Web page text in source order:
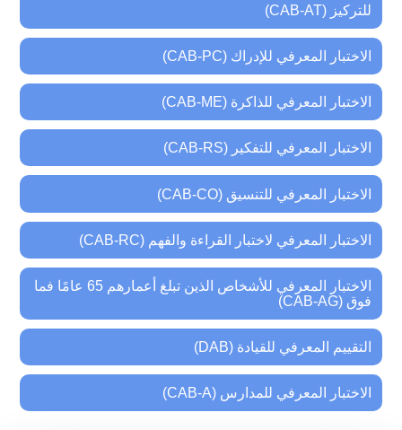
للتركيز (CAB-AT)
الاختبار المعرفي للإدراك (CAB-PC)
الاختبار المعرفي للذاكرة (CAB-ME)
الاختبار المعرفي للتفكير (CAB-RS)
الاختبار المعرفي للتنسيق (CAB-CO)
الاختبار المعرفي لاختبار القراءة والفهم (CAB-RC)
الاختبار المعرفي للأشخاص الذين تبلغ أعمارهم 65 عامًا فما
فوق (CAB-AG)
التقييم المعرفي للقيادة (DAB)
الاختبار المعرفي للمدارس (CAB-A)